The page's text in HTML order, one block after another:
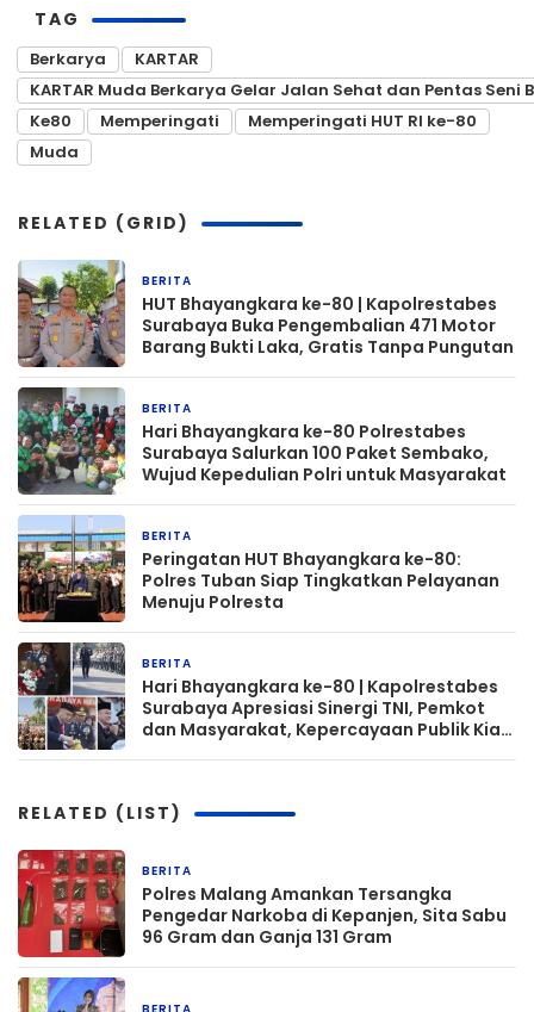
TAG
Berkarya
KARTAR
KARTAR Muda Berkarya Gelar Jalan Sehat dan Pentas Seni
Ke80
Memperingati
Memperingati HUT RI ke-80
Muda
RELATED (GRID)
BERITA
HUT Bhayangkara ke-80 | Kapolrestabes
Surabaya Buka Pengembalian 471 Motor
Barang Bukti Laka, Gratis Tanpa Pungutan
BERITA
Hari Bhayangkara ke-80 Polrestabes
Surabaya Salurkan 100 Paket Sembako,
Wujud Kepedulian Polri untuk Masyarakat
BERITA
Peringatan HUT Bhayangkara ke-80:
Polres Tuban Siap Tingkatkan Pelayanan
Menuju Polresta
BERITA
Hari Bhayangkara ke-80 | Kapolrestabes
Surabaya Apresiasi Sinergi TNI, Pemkot
dan Masyarakat, Kepercayaan Publik Kian
RELATED (LIST)
BERITA
Polres Malang Amankan Tersangka
Pengedar Narkoba di Kepanjen, Sita Sabu
96 Gram dan Ganja 131 Gram